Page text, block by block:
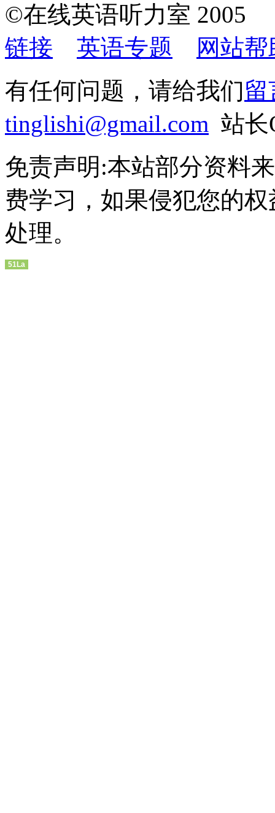
©在线英语听力室
链接
英语专题
网站帮
有任何问题，请给我们留
tinglishi@gmail.com 站长
免责声明:本站部分资料
费学习，如果侵犯您的
处理。
51La